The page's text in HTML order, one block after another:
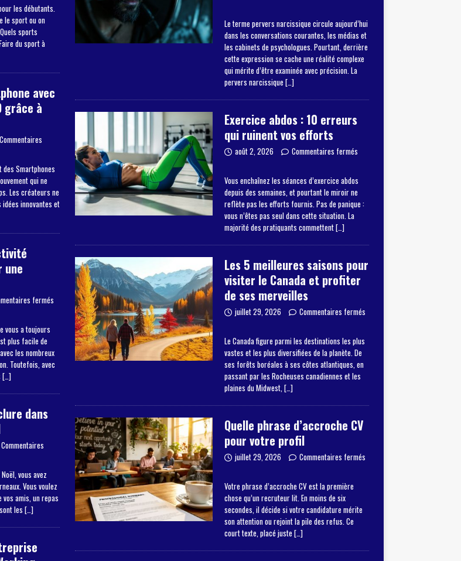
les débutants.
le sport ou on
sports
du sport à
avec
grâce à
Commentaires
des Smartphones
qui ne
Les créateurs ne
innovantes et
une
fermés
vous a toujours
plus facile de
les nombreux
Toutefois, avec
[…]
dans
Commentaires
vous avez
Vous voulez
amis, un repas
les[…]
Le terme pervers narcissique circule aujourd’hui
dans les conversations courantes, les médias et
les cabinets de psychologues. Pourtant, derrière
cette expression se cache une réalité complexe
qui mérite d’être examinée avec précision. La
pervers narcissique […]
Exercice abdos : 10 erreurs
qui ruinent vos efforts
août 2, 2026 Commentaires fermés
Vous enchaînez les séances d’exercice abdos
depuis des semaines, et pourtant le miroir ne
reflète pas les efforts fournis. Pas de panique :
vous n’êtes pas seul dans cette situation. La
majorité des pratiquants commettent[…]
Les 5 meilleures saisons pour
visiter le Canada et profiter
de ses merveilles
juillet 29, 2026 Commentaires fermés
Le Canada figure parmi les destinations les plus
vastes et les plus diversifiées de la planète. De
ses forêts boréales à ses côtes atlantiques, en
passant par les Rocheuses canadiennes et les
plaines du Midwest,[…]
Quelle phrase d’accroche CV
pour votre profil
juillet 29, 2026 Commentaires fermés
Votre phrase d’accroche CV est la première
chose qu’un recruteur lit. En moins de six
secondes, il décide si votre candidature mérite
son attention ou rejoint la pile des refus. Ce
court texte, placé juste […]